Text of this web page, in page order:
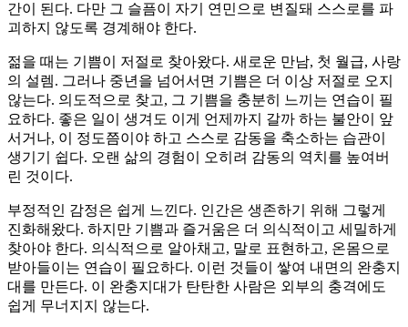
간이 된다. 다만 그 슬픔이 자기 연민으로 변질돼 스스로를 파
괴하지 않도록 경계해야 한다.
젊을 때는 기쁨이 저절로 찾아왔다. 새로운 만남, 첫 월급, 사랑
의 설렘. 그러나 중년을 넘어서면 기쁨은 더 이상 저절로 오지
않는다. 의도적으로 찾고, 그 기쁨을 충분히 느끼는 연습이 필
요하다. 좋은 일이 생겨도 이게 언제까지 갈까 하는 불안이 앞
서거나, 이 정도쯤이야 하고 스스로 감동을 축소하는 습관이
생기기 쉽다. 오랜 삶의 경험이 오히려 감동의 역치를 높여버
린 것이다.
부정적인 감정은 쉽게 느낀다. 인간은 생존하기 위해 그렇게
진화해왔다. 하지만 기쁨과 즐거움은 더 의식적이고 세밀하게
찾아야 한다. 의식적으로 알아채고, 말로 표현하고, 온몸으로
받아들이는 연습이 필요하다. 이런 것들이 쌓여 내면의 완충지
대를 만든다. 이 완충지대가 탄탄한 사람은 외부의 충격에도
쉽게 무너지지 않는다.